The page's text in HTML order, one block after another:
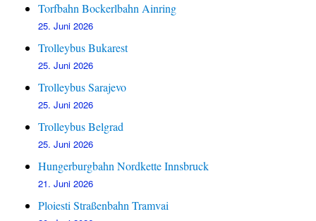
Torfbahn Bockerlbahn Ainring
25. Juni 2026
Trolleybus Bukarest
25. Juni 2026
Trolleybus Sarajevo
25. Juni 2026
Trolleybus Belgrad
25. Juni 2026
Hungerburgbahn Nordkette Innsbruck
21. Juni 2026
Ploiesti Straßenbahn Tramvai